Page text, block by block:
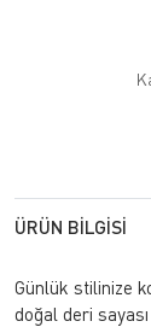
ÜRÜN BILGISI
Günlük stilinize
doğal deri